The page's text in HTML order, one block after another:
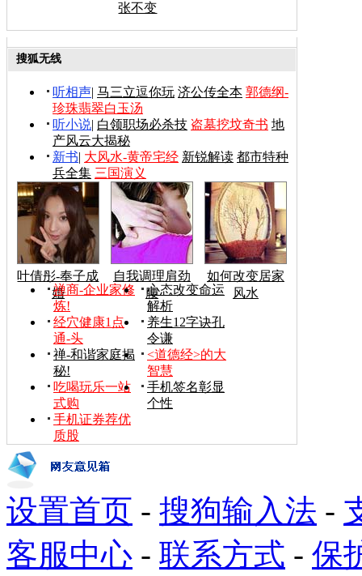
张不变
搜狐无线
听相声| 马三立逗你玩 济公传全本 郭德纲-
珍珠翡翠白玉汤
听小说| 白领职场必杀技 盗墓挖坟奇书 地
产风云大揭秘
新书| 大风水-黄帝宅经 新锐解读 都市特种
兵全集 三国演义
叶倩彤-奉子成
婚
自我调理肩劲
腰
如何改变居家
风水
禅商-企业家修
炼!
心态改变命运
解析
经穴健康1点
通-头
养生12字诀孔
令谦
禅-和谐家庭揭
秘!
<道德经>的大
智慧
吃喝玩乐一站
式购
手机签名彰显
个性
手机证券荐优
质股
设置首页 - 搜狗输入法 -
客服中心 - 联系方式 - 保